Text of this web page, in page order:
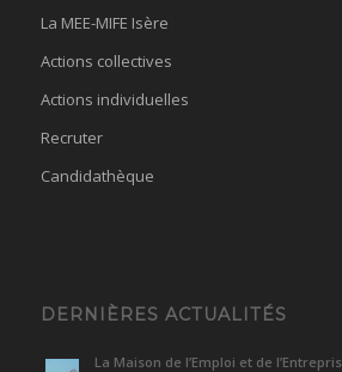
La MEE-MIFE Isère
Actions collectives
Actions individuelles
Recruter
Candidathèque
DERNIÈRES ACTUALITÉS
La Maison de l’Emploi et de